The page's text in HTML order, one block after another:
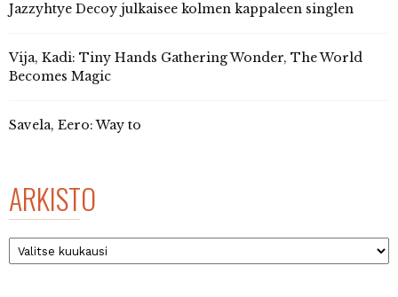
Jazzyhtye Decoy julkaisee kolmen kappaleen singlen
Vija, Kadi: Tiny Hands Gathering Wonder, The World
Becomes Magic
Savela, Eero: Way to
ARKISTO
Arkisto